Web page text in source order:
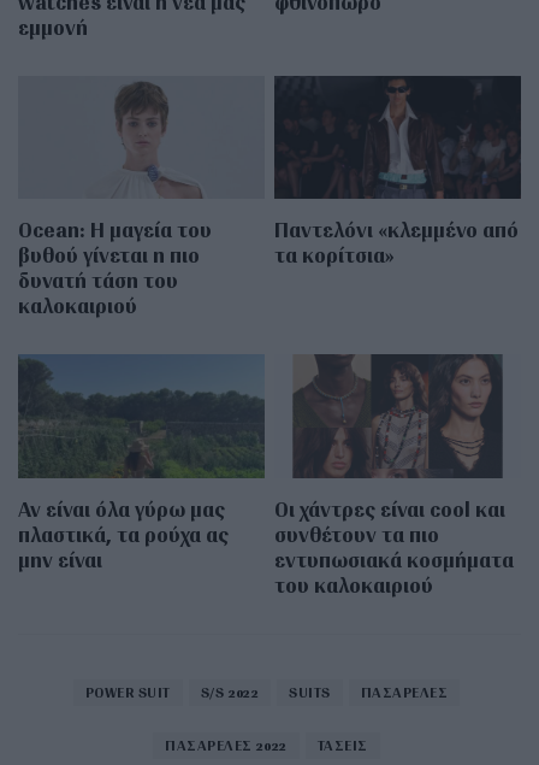
εμμονή
Οcean: Η μαγεία του
βυθού γίνεται η πιο
δυνατή τάση του
καλοκαιριού
Παντελόνι «κλεμμένο από
τα κορίτσια»
Αν είναι όλα γύρω μας
πλαστικά, τα ρούχα ας
μην είναι
Οι χάντρες είναι cool και
συνθέτουν τα πιο
εντυπωσιακά κοσμήματα
του καλοκαιριού
POWER SUIT S/S 2022 SUITS ΠΑΣΑΡΕΛΕΣ
ΠΑΣΑΡΕΛΕΣ 2022 ΤΑΣΕΙΣ